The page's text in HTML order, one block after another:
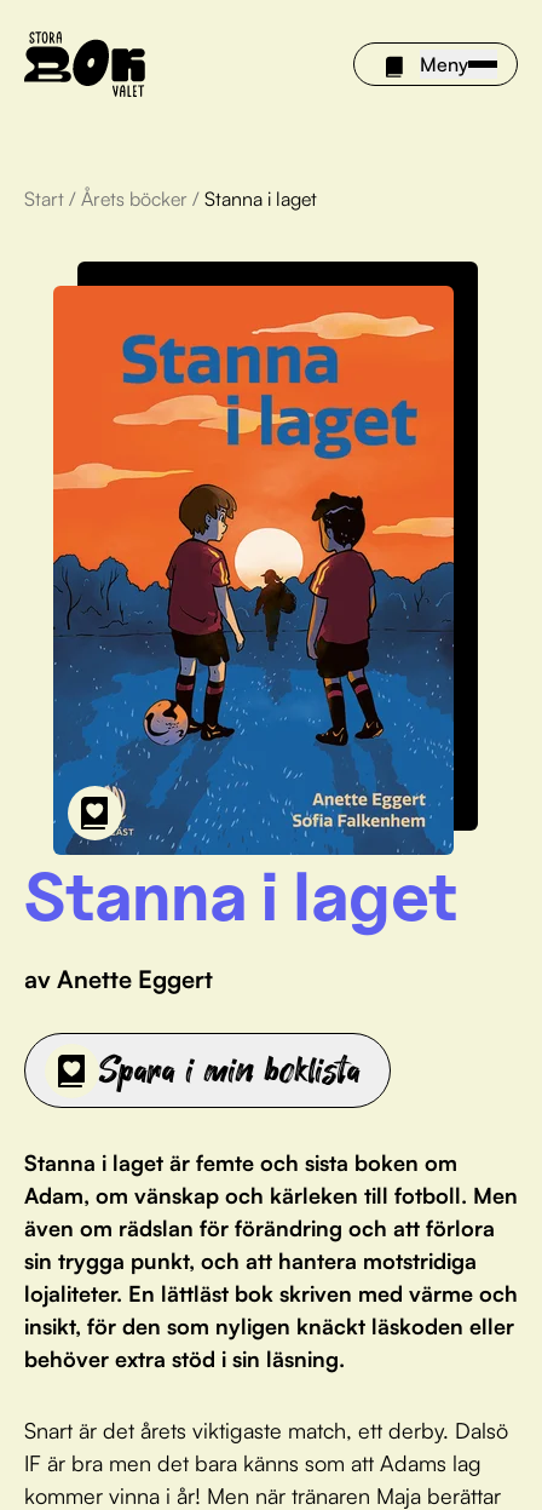
Meny
Årets böcker
Om Stora bokvalet
Olivia tipsar
Vinnare
FAQ
För bibliotek
Start / Årets böcker / Stanna i laget
Stanna i laget
av Anette Eggert
Spara i min boklista
Stanna i laget är femte och sista boken om
Adam, om vänskap och kärleken till fotboll. Men
även om rädslan för förändring och att förlora
sin trygga punkt, och att hantera motstridiga
lojaliteter. En lättläst bok skriven med värme och
insikt, för den som nyligen knäckt läskoden eller
behöver extra stöd i sin läsning.
Snart är det årets viktigaste match, ett derby. Dalsö
IF är bra men det bara känns som att Adams lag
kommer vinna i år! Men när tränaren Maja berättar